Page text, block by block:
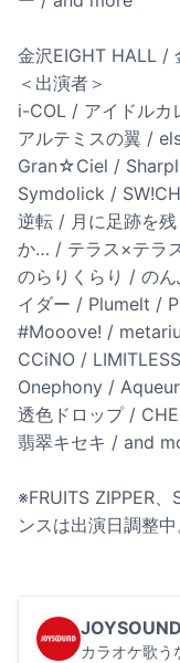
金沢EIGHT HALL /
＜出演者＞
i-COL / アイドル
アルテミスの翼 /
Gran☆Ciel /
Symdolick /
逆転 / 月に足跡を
か… / テラス×テラ
のらりくらり / の
イダー / Plumelt /
#Mooove! /
CCiNO /
Onephony /
透色ドロップ /
翡翠キセキ / and
※FRUITS ZIPPER
ンスは出演日調整中
カラオケ歌う